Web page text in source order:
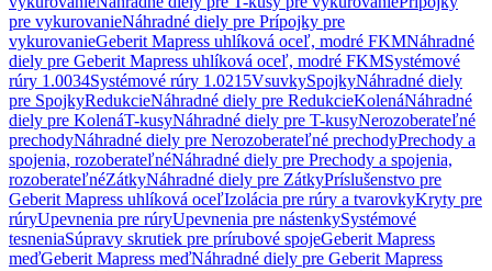
pre vykurovanieNáhradné diely pre Prípojky pre
vykurovanieGeberit Mapress uhlíková oceľ, modré FKMNáhradné
diely pre Geberit Mapress uhlíková oceľ, modré FKMSystémové
rúry 1.0034Systémové rúry 1.0215VsuvkySpojkyNáhradné diely
pre SpojkyRedukcieNáhradné diely pre RedukcieKolenáNáhradné
diely pre KolenáT-kusyNáhradné diely pre T-kusyNerozoberateľné
prechodyNáhradné diely pre Nerozoberateľné prechodyPrechody a
spojenia, rozoberateľnéNáhradné diely pre Prechody a spojenia,
rozoberateľnéZátkyNáhradné diely pre ZátkyPríslušenstvo pre
Geberit Mapress uhlíková oceľIzolácia pre rúry a tvarovkyKryty pre
rúryUpevnenia pre rúryUpevnenia pre nástenkySystémové
tesneniaSúpravy skrutiek pre prírubové spojeGeberit Mapress
meďGeberit Mapress meďNáhradné diely pre Geberit Mapress